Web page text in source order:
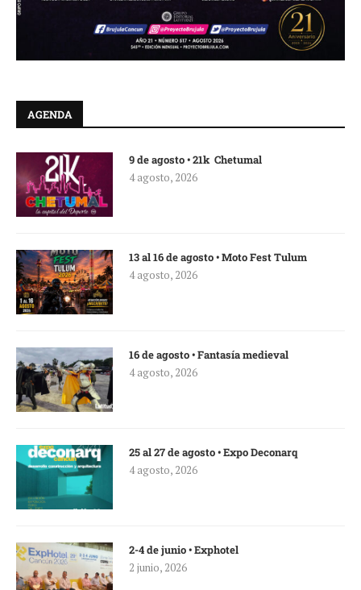
AGENDA
9 de agosto • 21k Chetumal
4 agosto, 2026
13 al 16 de agosto • Moto Fest Tulum
4 agosto, 2026
16 de agosto • Fantasía medieval
4 agosto, 2026
25 al 27 de agosto • Expo Deconarq
4 agosto, 2026
2-4 de junio • Exphotel
2 junio, 2026